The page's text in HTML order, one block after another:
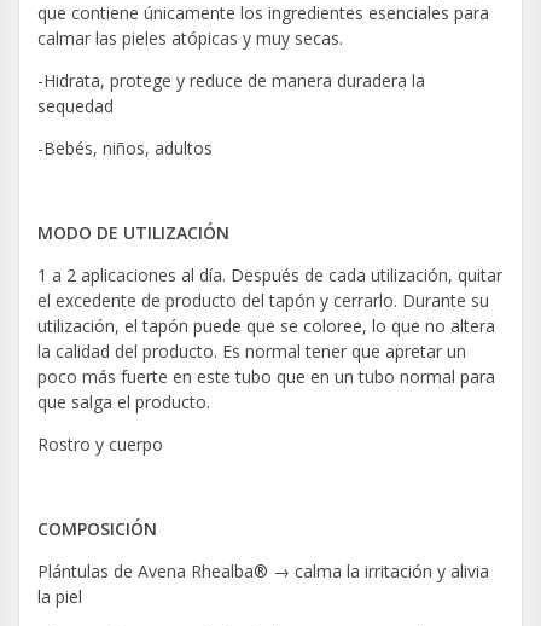
que contiene únicamente los ingredientes esenciales para
calmar las pieles atópicas y muy secas.
-Hidrata, protege y reduce de manera duradera la
sequedad
-Bebés, niños, adultos
MODO DE UTILIZACIÓN
1 a 2 aplicaciones al día. Después de cada utilización, quitar
el excedente de producto del tapón y cerrarlo. Durante su
utilización, el tapón puede que se coloree, lo que no altera
la calidad del producto. Es normal tener que apretar un
poco más fuerte en este tubo que en un tubo normal para
que salga el producto.
Rostro y cuerpo
COMPOSICIÓN
Plántulas de Avena Rhealba® → calma la irritación y alivia
la piel